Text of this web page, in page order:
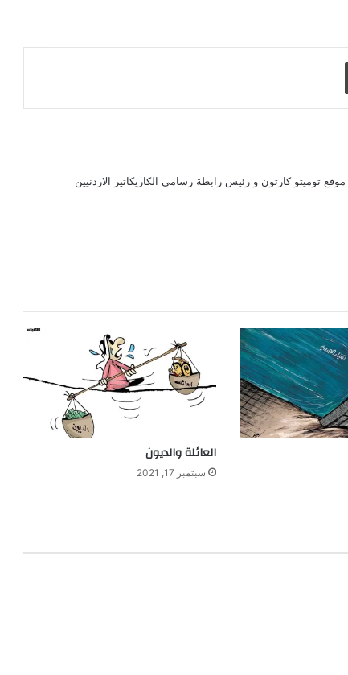
طباعة
توميتو كارتون و رئيس رابطة رسامي الكاريكاتير الاردنيين
العائلة والديون
سبتمبر 17, 2021